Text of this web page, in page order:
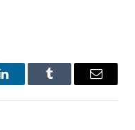
LinkedInTumblr Email